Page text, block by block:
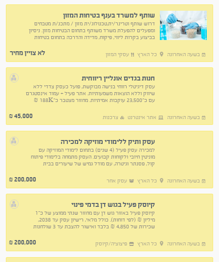
שותף למשרד בענף בטיחות המזון
דרוש שותף וטרינר/ית,טכנולוג/ית מזון / מתכנ/ת מטבחים
ומפעלים להפעלת משרד משותף בתחום הבטיחות מזון. ניסיון
בביצוע בקרות ליווי, פיקוח, מדידה והדרכה בתחום בטיחות
בשעה האחרונה
כל הארץ עסקי המזון לא צויין מחיר
חנות בגדים אונליין ריווחית
עסק דיגיטלי רווחי בנישה מבוקשת, פועל כעסק צדדי ללא
שיווק וללא הוצאות משמעותיות. אתר פעיל + עמוד אינסטגרם
עם כ־23,500 עוקבות אמיתיות. מחזור מצטבר כ־188K ₪
בשעה האחרונה
אתר אינטרנט צרכנות 45,000
₪
עסק ותיק ללימודי מוזיקה למכירה
למכירה עסק פעיל (4 שנים) בתחום לימודי המוזיקה עם
מוניטין חיובי ולקוחות קבועים. העסק מתמחה בלימודי פיתוח
קול, פסנתר וגיטרה, עם מודל גמיש של שיעורים בבית
בשעה האחרונה
כל הארץ עסק אחר 200,000
₪
קיוסק פעיל בגוש דן בדמי פינוי
קיוסק פעיל באזור גוש דן עם מחזור שנתי ממוצע של כ־1
מיליון ₪ (לפי דוחות). כולל מלאי, רישיון עסק עד 2038,
שכירות של 4,850 ₪ בלבד ואישור להצבת עד 3 שולחנות
בשעה האחרונה
כל הארץ פיצוציה/קיוסק 200,000
₪